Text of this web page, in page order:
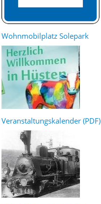
Wohnmobilplatz Solepark
Veranstaltungskalender (PDF)